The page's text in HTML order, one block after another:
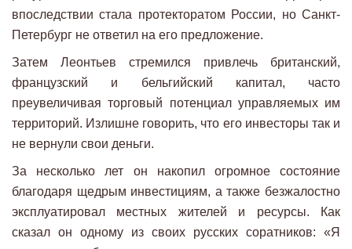
впоследствии стала протекторатом России, но Санкт-
Петербург не ответил на его предложение.
Затем Леонтьев стремился привлечь британский,
французский и бельгийский капитал, часто
преувеличивая торговый потенциал управляемых им
территорий. Излишне говорить, что его инвесторы так и
не вернули свои деньги.
За несколько лет он накопил огромное состояние
благодаря щедрым инвестициям, а также безжалостно
эксплуатировал местных жителей и ресурсы. Как
сказал он одному из своих русских соратников: «Я